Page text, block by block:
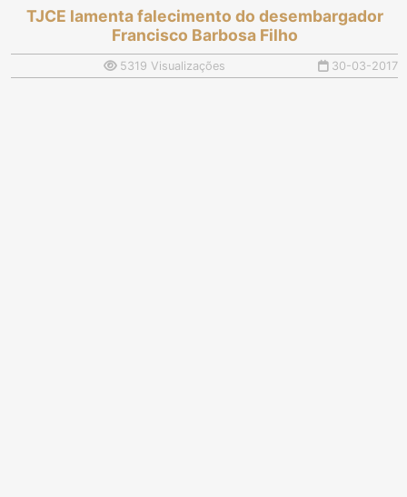
TJCE lamenta falecimento do desembargador
Francisco Barbosa Filho
5319 Visualizações 30-03-2017